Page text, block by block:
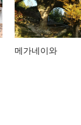
메가네이와